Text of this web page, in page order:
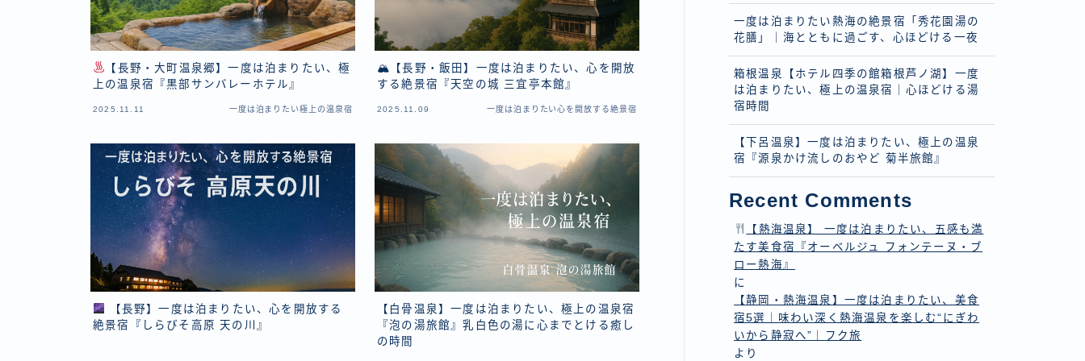
【長野・大町温泉郷】一度は泊まりたい、極
上の温泉宿『黒部サンバレーホテル』
2025.11.11 一度は泊まりたい極上の温泉宿
🏔【長野・飯田】一度は泊まりたい、心を開放
する絶景宿『天空の城 三宜亭本館』
2025.11.09 一度は泊まりたい心を開放する絶景宿
【長野】一度は泊まりたい、心を開放する
絶景宿『しらびそ高原 天の川』
【白骨温泉】一度は泊まりたい、極上の温泉宿
『泡の湯旅館』乳白色の湯に心までとける癒し
の時間
一度は泊まりたい熱海の絶景宿「秀花園湯の
花膳」｜海とともに過ごす、心ほどける一夜
箱根温泉【ホテル四季の館箱根芦ノ湖】一度
は泊まりたい、極上の温泉宿｜心ほどける湯
宿時間
【下呂温泉】一度は泊まりたい、極上の温泉
宿『源泉かけ流しのおやど 菊半旅館』
Recent Comments
【熱海温泉】 一度は泊まりたい、五感も満
たす美食宿『オーベルジュ フォンテーヌ・ブ
ロー熱海』
に
【静岡・熱海温泉】一度は泊まりたい、美食
宿5選｜味わい深く熱海温泉を楽しむ“にぎわ
いから静寂へ”｜フク旅
より